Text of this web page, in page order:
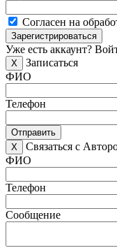
Согласен на
Зарегистрироваться
Уже есть аккаунт?
X
Записаться
ФИО
Телефон
Отправить
X
Связаться с
ФИО
Телефон
Сообщение